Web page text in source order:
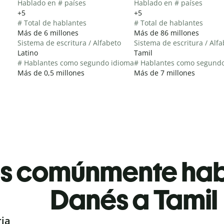
Hablado en # países
+5
# Total de hablantes
Más de 6 millones
Sistema de escritura / Alfabeto
Latino
# Hablantes como segundo idioma
Más de 0,5 millones
Hablado en # países
+5
# Total de hablantes
Más de 86 millones
Sistema de escritura /
Tamil
# Hablantes como
Más de 7 millones
comúnmente
Danés a Tamil